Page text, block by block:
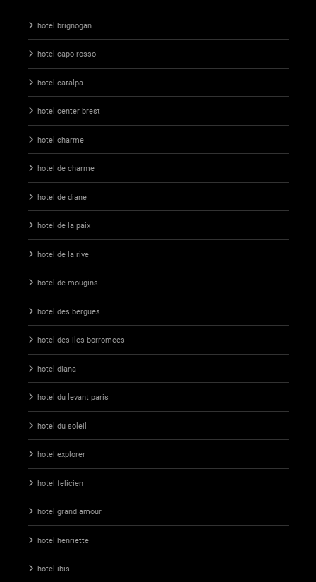
hotel brignogan
hotel capo rosso
hotel catalpa
hotel center brest
hotel charme
hotel de charme
hotel de diane
hotel de la paix
hotel de la rive
hotel de mougins
hotel des bergues
hotel des iles borromees
hotel diana
hotel du levant paris
hotel du soleil
hotel explorer
hotel felicien
hotel grand amour
hotel henriette
hotel ibis